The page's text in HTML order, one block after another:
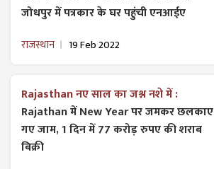
जोधपुर में पत्रकार के घर पहुंची एनआईए
राजस्थान 19 Feb 2022
Rajasthan नए साल का जश्न नशे में :
Rajathan में New Year पर जमकर छलकाए
गए जाम, 1 दिन में 77 करोड़ रुपए की शराब​
बिक्री